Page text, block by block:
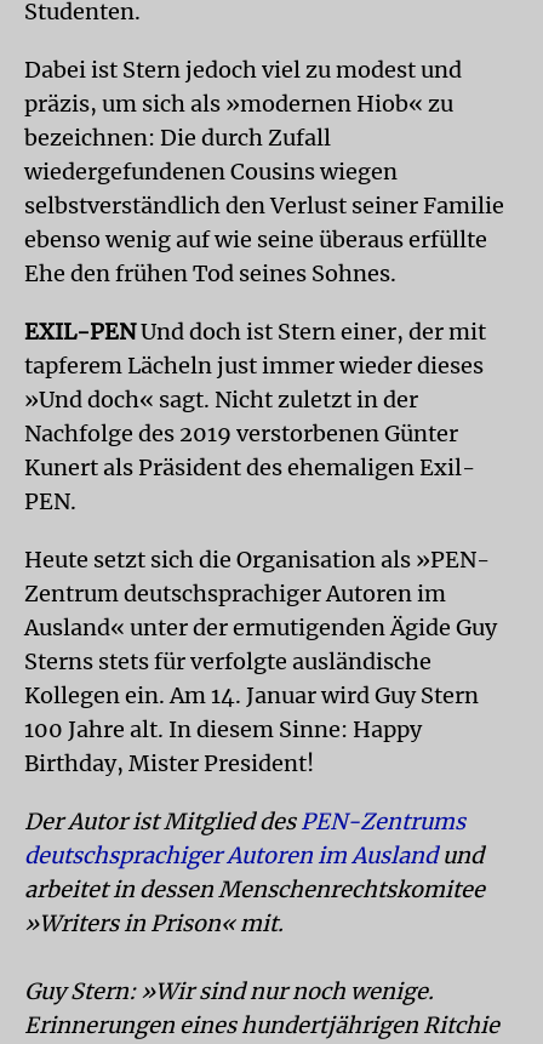
Studenten.
Dabei ist Stern jedoch viel zu modest und
präzis, um sich als »modernen Hiob« zu
bezeichnen: Die durch Zufall
wiedergefundenen Cousins wiegen
selbstverständlich den Verlust seiner Familie
ebenso wenig auf wie seine überaus erfüllte
Ehe den frühen Tod seines Sohnes.
EXIL-PENUnd doch ist Stern einer, der mit
tapferem Lächeln just immer wieder dieses
»Und doch« sagt. Nicht zuletzt in der
Nachfolge des 2019 verstorbenen Günter
Kunert als Präsident des ehemaligen Exil-
PEN.
Heute setzt sich die Organisation als »PEN-
Zentrum deutschsprachiger Autoren im
Ausland« unter der ermutigenden Ägide Guy
Sterns stets für verfolgte ausländische
Kollegen ein. Am 14. Januar wird Guy Stern
100 Jahre alt. In diesem Sinne: Happy
Birthday, Mister President!
Der Autor ist Mitglied desPEN-Zentrums
deutschsprachiger Autoren im Auslandund
arbeitet in dessen Menschenrechtskomitee
»Writers in Prison« mit.
Guy Stern: »Wir sind nur noch wenige.
Erinnerungen eines hundertjährigen Ritchie